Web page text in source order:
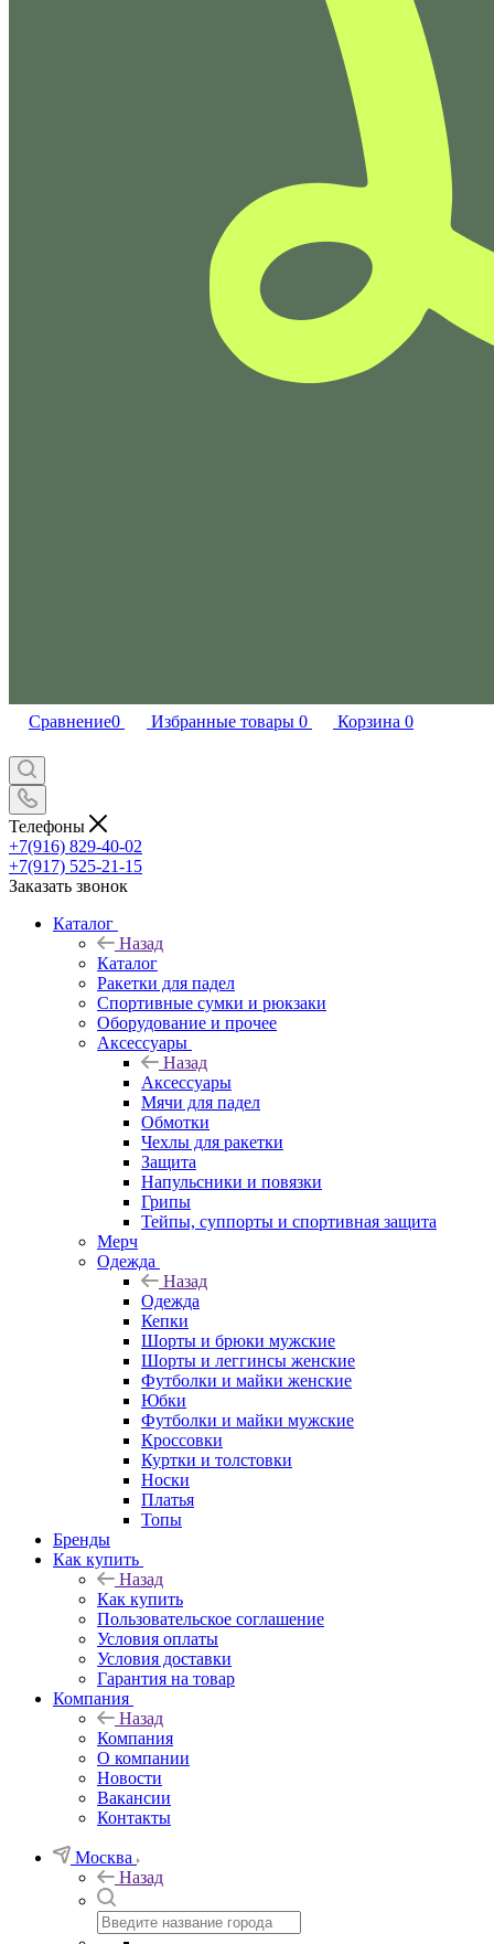
Сравнение0 Избранные товары 0 Корзина 0
Телефоны
+7(916) 829-40-02
+7(917) 525-21-15
Заказать звонок
Каталог
Назад
Каталог
Ракетки для падел
Спортивные сумки и рюкзаки
Оборудование и прочее
Аксессуары
Назад
Аксессуары
Мячи для падел
Обмотки
Чехлы для ракетки
Защита
Напульсники и повязки
Грипы
Тейпы, суппорты и спортивная защита
Мерч
Одежда
Назад
Одежда
Кепки
Шорты и брюки мужские
Шорты и леггинсы женские
Футболки и майки женские
Юбки
Футболки и майки мужские
Кроссовки
Куртки и толстовки
Носки
Платья
Топы
Бренды
Как купить
Назад
Как купить
Пользовательское соглашение
Условия оплаты
Условия доставки
Гарантия на товар
Компания
Назад
Компания
О компании
Новости
Вакансии
Контакты
Москва
Назад